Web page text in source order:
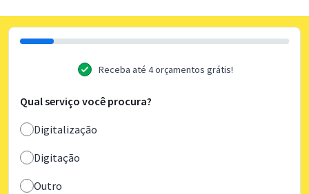
Receba até 4 orçamentos grátis!
Qual serviço você procura?
Digitalização
Digitação
Outro